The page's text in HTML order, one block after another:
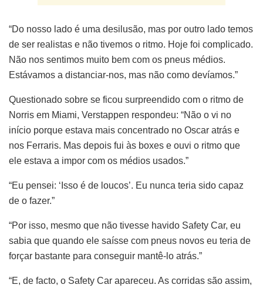
“Do nosso lado é uma desilusão, mas por outro lado temos
de ser realistas e não tivemos o ritmo. Hoje foi complicado.
Não nos sentimos muito bem com os pneus médios.
Estávamos a distanciar-nos, mas não como devíamos.”
Questionado sobre se ficou surpreendido com o ritmo de
Norris em Miami, Verstappen respondeu: “Não o vi no
início porque estava mais concentrado no Oscar atrás e
nos Ferraris. Mas depois fui às boxes e ouvi o ritmo que
ele estava a impor com os médios usados.”
“Eu pensei: ‘Isso é de loucos’. Eu nunca teria sido capaz
de o fazer.”
“Por isso, mesmo que não tivesse havido Safety Car, eu
sabia que quando ele saísse com pneus novos eu teria de
forçar bastante para conseguir mantê-lo atrás.”
“E, de facto, o Safety Car apareceu. As corridas são assim,